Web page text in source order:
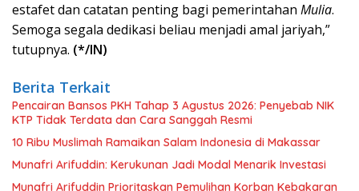
estafet dan catatan penting bagi pemerintahan Mulia.
Semoga segala dedikasi beliau menjadi amal jariyah,”
tutupnya. (*/IN)
Berita Terkait
Pencairan Bansos PKH Tahap 3 Agustus 2026: Penyebab NIK
KTP Tidak Terdata dan Cara Sanggah Resmi
10 Ribu Muslimah Ramaikan Salam Indonesia di Makassar
Munafri Arifuddin: Kerukunan Jadi Modal Menarik Investasi
Munafri Arifuddin Prioritaskan Pemulihan Korban Kebakaran